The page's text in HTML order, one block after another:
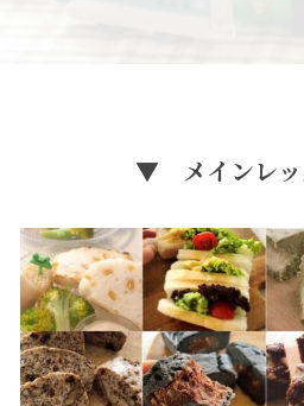
▼ メインレ